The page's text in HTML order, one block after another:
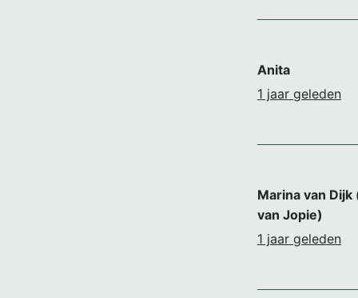
Anita
1 jaar geleden
Marina van
van Jopie)
1 jaar geleden